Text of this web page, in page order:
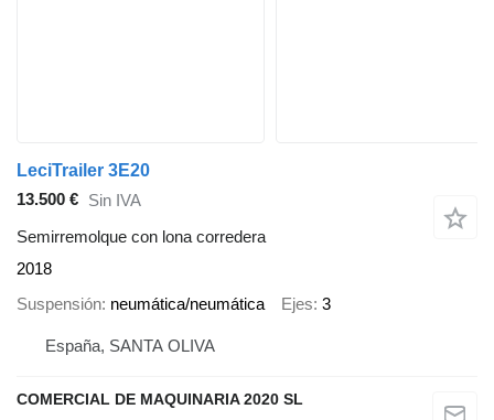
LeciTrailer 3E20
13.500 € Sin IVA
Semirremolque con lona corredera
2018
Suspensión neumática/neumática Ejes 3
España, SANTA OLIVA
COMERCIAL DE MAQUINARIA 2020 SL